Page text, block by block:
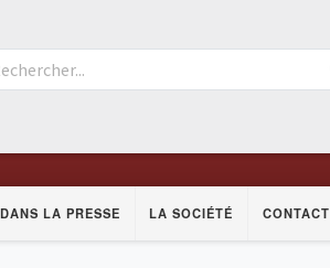
DANS LA PRESSE LA SOCIÉTÉ CONTACT